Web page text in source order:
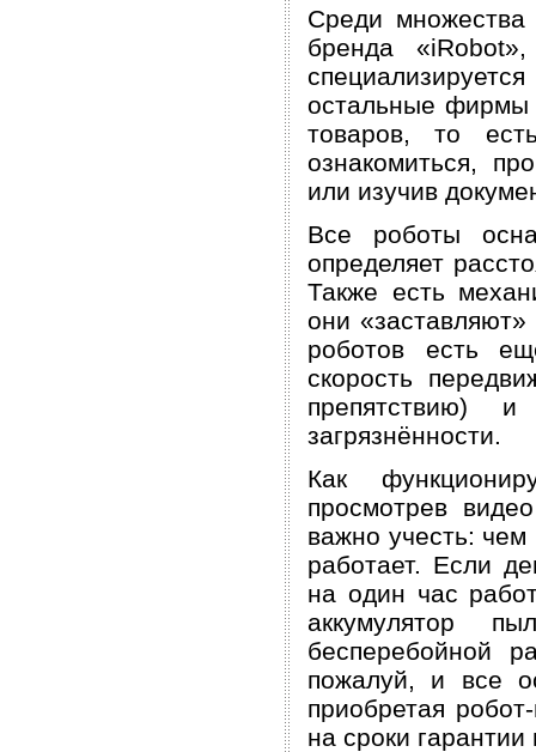
Среди множества
бренда
остальные фирмы
товаров, то
ознакомиться,
или изучив
Все роботы
определяет
Также есть
они
роботов есть
скорость
препятствию) и
загрязнённости.
Как
просмотрев
важно учесть:
работает. Если
на один час
аккумулятор
бесперебойной
пожалуй, и все
приобретая
на сроки